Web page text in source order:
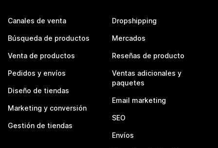
Canales de venta
Búsqueda de productos
Venta de productos
Pedidos y envíos
Diseño de tiendas
Marketing y conversión
Gestión de tiendas
Dropshipping
Mercados
Reseñas de producto
Ventas adicionales y
paquetes
Email marketing
SEO
Envíos